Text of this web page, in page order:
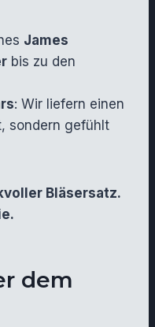
James
bis zu den
: Wir liefern einen
sondern gefühlt
Bläsersatz.
dem